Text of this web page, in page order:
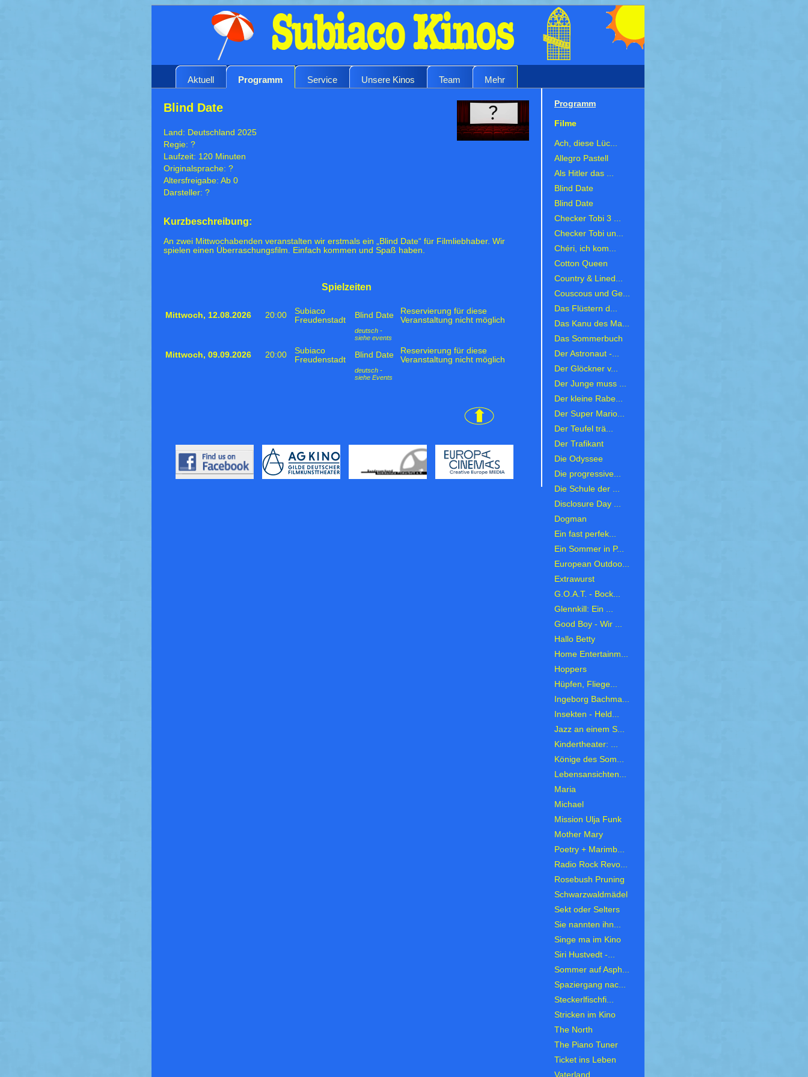
Aktuell Programm Service Unsere Kinos Team Mehr
Blind Date
Land: Deutschland 2025
Regie: ?
Laufzeit: 120 Minuten
Originalsprache: ?
Altersfreigabe: Ab 0
Darsteller: ?
Kurzbeschreibung:
An zwei Mittwochabenden veranstalten wir erstmals ein „Blind Date“ für Filmliebhaber. Wir
spielen einen Überraschungsfilm. Einfach kommen und Spaß haben.
Spielzeiten
Mittwoch, 12.08.2026 20:00
Subiaco
Freudenstadt
Blind Date
Reservierung für diese
Veranstaltung nicht möglich
deutsch -
siehe events
Mittwoch, 09.09.2026 20:00
Subiaco
Freudenstadt
Blind Date
Reservierung für diese
Veranstaltung nicht möglich
deutsch -
siehe Events
Programm
Filme
Ach, diese Lüc...
Allegro Pastell
Als Hitler das ...
Blind Date
Blind Date
Checker Tobi 3 ...
Checker Tobi un...
Chéri, ich kom...
Cotton Queen
Country & Lined...
Couscous und Ge...
Das Flüstern d...
Das Kanu des Ma...
Das Sommerbuch
Der Astronaut -...
Der Glöckner v...
Der Junge muss ...
Der kleine Rabe...
Der Super Mario...
Der Teufel trä...
Der Trafikant
Die Odyssee
Die progressive...
Die Schule der ...
Disclosure Day ...
Dogman
Ein fast perfek...
Ein Sommer in P...
European Outdoo...
Extrawurst
G.O.A.T. - Bock...
Glennkill: Ein ...
Good Boy - Wir ...
Hallo Betty
Home Entertainm...
Hoppers
Hüpfen, Fliege...
Ingeborg Bachma...
Insekten - Held...
Jazz an einem S...
Kindertheater: ...
Könige des Som...
Lebensansichten...
Maria
Michael
Mission Ulja Funk
Mother Mary
Poetry + Marimb...
Radio Rock Revo...
Rosebush Pruning
Schwarzwaldmädel
Sekt oder Selters
Sie nannten ihn...
Singe ma im Kino
Siri Hustvedt -...
Sommer auf Asph...
Spaziergang nac...
Steckerlfischfi...
Stricken im Kino
The North
The Piano Tuner
Ticket ins Leben
Vaterland